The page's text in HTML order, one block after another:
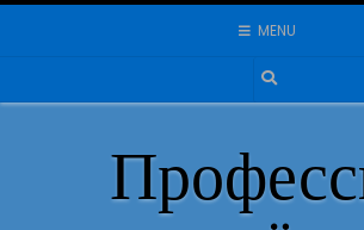
Skip
MENU